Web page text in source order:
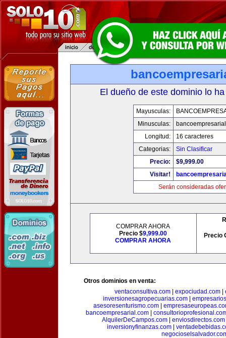
El dueño de este dominio lo
Mayusculas:
Minusculas:
Longitud:
16 caracteres
Categorias:
Sin Clasificar
Precio:
$9,999.00
Visitar!
Serán consideradas
COMPRAR AHORA
Precio $9,999.00
COMPRAR AHORA
Precio
Otros dominios en venta:
ventaconsultiva.com
expociudad.com
inversionesagropecuarias.com
asesoresenturismo.com|
bancoempresarial.com
AlquilerDeCampos.com
enviosdirectos.com
inversionyfinanzas.com|